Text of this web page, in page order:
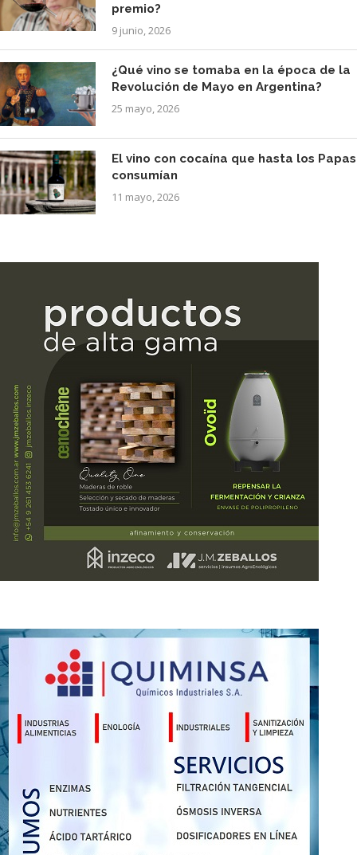
premio?
9 junio, 2026
¿Qué vino se tomaba en la época de la
Revolución de Mayo en Argentina?
25 mayo, 2026
El vino con cocaína que hasta los Papas
consumían
11 mayo, 2026